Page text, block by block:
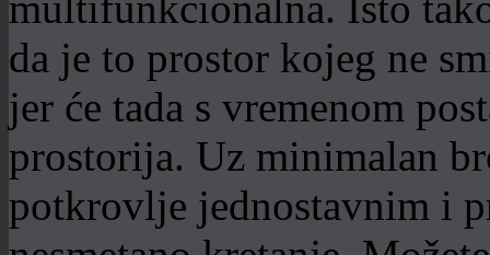
da je to prostor kojeg ne
jer će tada s vremenom
prostorija. Uz minimalan
potkrovlje jednostavnim i